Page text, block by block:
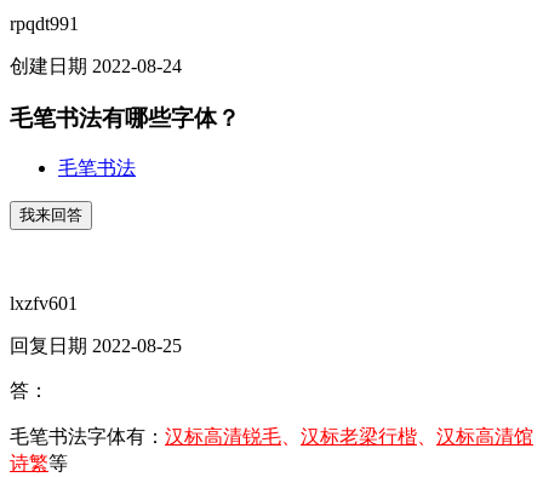
rpqdt991
创建日期 2022-08-24
毛笔书法有哪些字体？
毛笔书法
我来回答
lxzfv601
回复日期 2022-08-25
答：
毛笔书法字体有： 汉标高清锐毛、 汉标老梁行楷、 汉标高清馆
诗繁等